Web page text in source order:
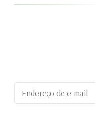
Endereço
de